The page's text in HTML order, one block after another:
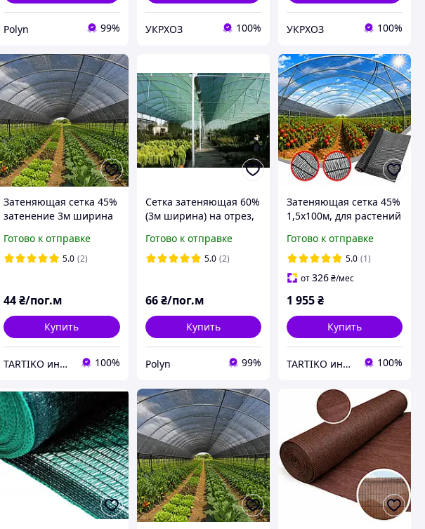
Polyn 99% УКРХОЗ 100% УКРХОЗ 100%
Затеняющая сетка 45%
затенение 3м ширина
затенения растений
защита от солнца и
Готово к отправке
5.0 (2)
44₴/пог.м
Купить
TARTIKO интернет магазин для дома и дачи 100%
Сетка затеняющая 60%
(3м ширина) на отрез,
забора и растений
защита от солнца и
Готово к отправке
5.0 (2)
66 ₴/пог.м
Купить
Polyn 99%
Затеняющая сетка 45%
1,5х100м, для растений
от солнца и ветра
Готово к отправке
5.0 (1)
от326₴/мес
1 955₴
Купить
TARTIKO интернет магазин для дома и дачи 100%